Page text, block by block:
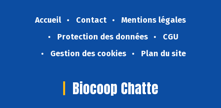
Accueil Contact
Mentions légales
Protection des données
CGU
Gestion des cookies
Plan du site
Biocoop Chatte